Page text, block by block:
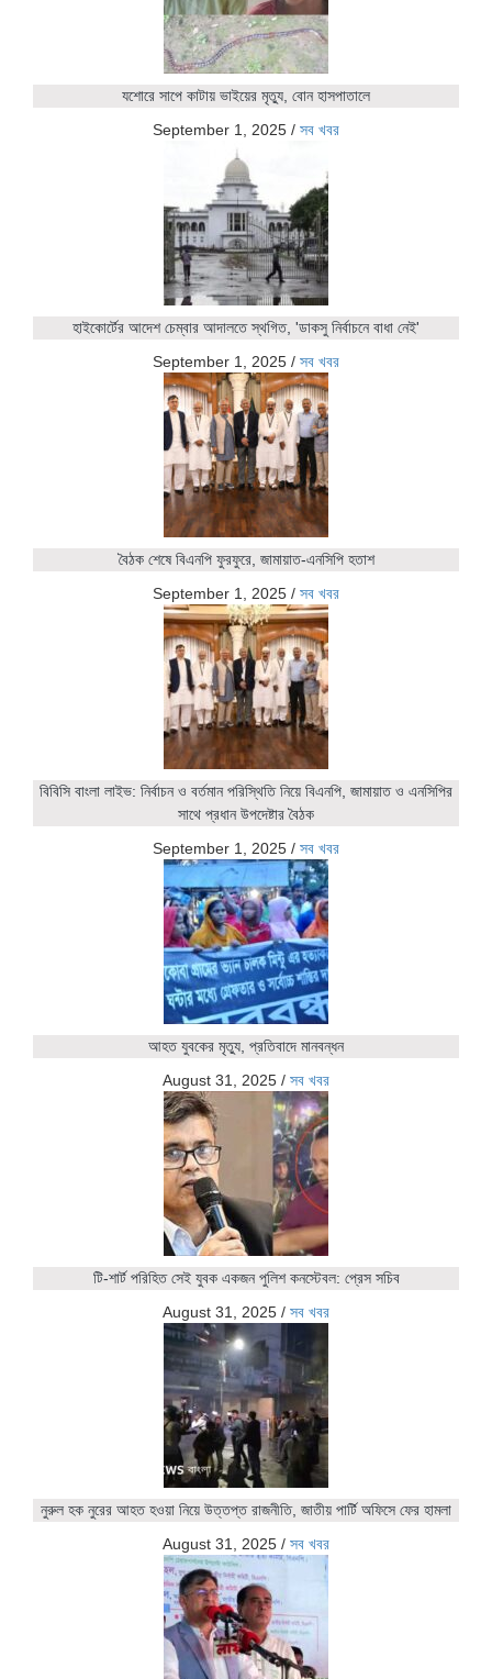
যশোরে সাপে কাটায় ভাইয়ের মৃত্যু, বোন হাসপাতালে
September 1, 2025 / সব খবর
হাইকোর্টের আদেশ চেম্বার আদালতে স্থগিত, 'ডাকসু নির্বাচনে বাধা নেই'
September 1, 2025 / সব খবর
বৈঠক শেষে বিএনপি ফুরফুরে, জামায়াত-এনসিপি হতাশ
September 1, 2025 / সব খবর
বিবিসি বাংলা লাইভ: নির্বাচন ও বর্তমান পরিস্থিতি নিয়ে বিএনপি, জামায়াত ও এনসিপির
সাথে প্রধান উপদেষ্টার বৈঠক
September 1, 2025 / সব খবর
আহত যুবকের মৃত্যু, প্রতিবাদে মানবন্ধন
August 31, 2025 / সব খবর
টি-শার্ট পরিহিত সেই যুবক একজন পুলিশ কনস্টেবল: প্রেস সচিব
August 31, 2025 / সব খবর
নুরুল হক নুরের আহত হওয়া নিয়ে উত্তপ্ত রাজনীতি, জাতীয় পার্টি অফিসে ফের হামলা
August 31, 2025 / সব খবর